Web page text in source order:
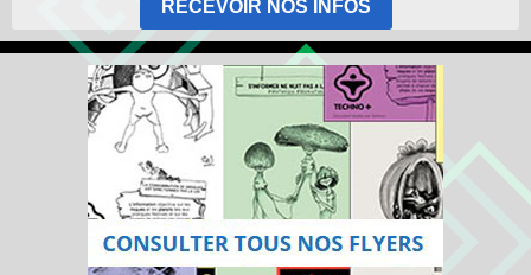
RECEVOIR NOS INFOS